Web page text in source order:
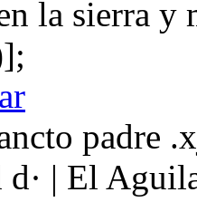
la sierra
padre
d· | El